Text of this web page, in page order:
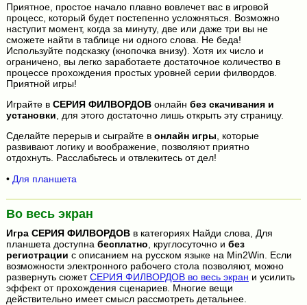
Приятное, простое начало плавно вовлечет вас в игровой
процесс, который будет постепенно усложняться. Возможно
наступит момент, когда за минуту, две или даже три вы не
сможете найти в таблице ни одного слова. Не беда!
Используйте подсказку (кнопочка внизу). Хотя их число и
ограничено, вы легко заработаете достаточное количество в
процессе прохождения простых уровней серии филвордов.
Приятной игры!
Играйте в СЕРИЯ ФИЛВОРДОВонлайн без скачивания и
установки , для этого достаточно лишь открыть эту страницу.
Сделайте перерыв и сыграйте в онлайн игры, которые
развивают логику и воображение, позволяют приятно
отдохнуть. Расслабьтесь и отвлекитесь от дел!
• Для планшета
Во весь экран
Игра СЕРИЯ ФИЛВОРДОВв категориях Найди слова, Для
планшета доступна бесплатно , круглосуточно и без
регистрации с описанием на русском языке на Min2Win. Если
возможности электронного рабочего стола позволяют, можно
развернуть сюжетСЕРИЯ ФИЛВОРДОВ во весь экран и усилить
эффект от прохождения сценариев. Многие вещи
действительно имеет смысл рассмотреть детальнее.